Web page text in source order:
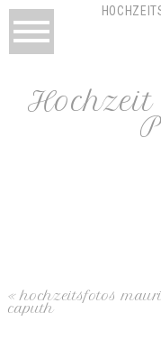
« hochzeitsfotos
caputh